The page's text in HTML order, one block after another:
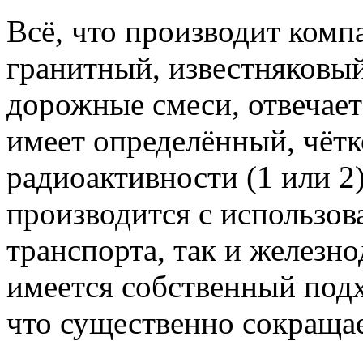
Всё, что производит
гранитный,
дорожные смеси,
имеет определённый,
радиоактивности (1 или
производится с
транспорта, так и
имеется собственный
что существенно